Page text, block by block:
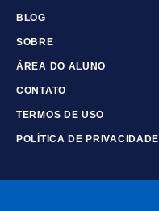
BLOG
SOBRE
ÁREA DO ALUNO
CONTATO
TERMOS DE USO
POLÍTICA DE PRIVACIDADE